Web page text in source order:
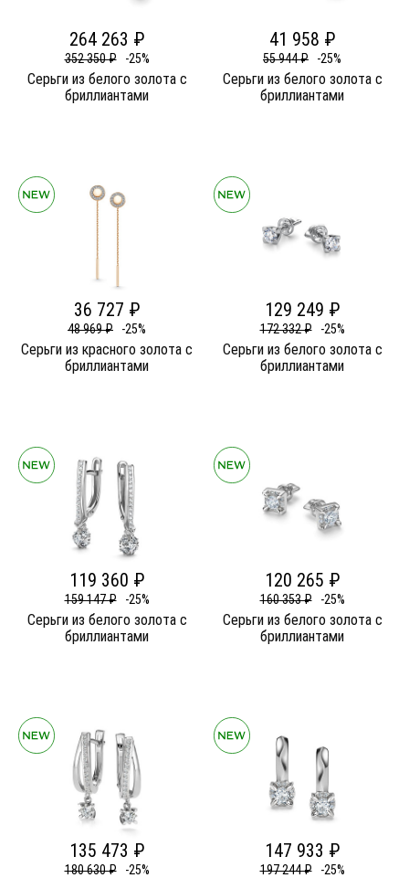
264 263 ₽
352 350 ₽ -25%
Серьги из белого золота c
бриллиантами
41 958 ₽
55 944 ₽ -25%
Серьги из белого золота c
бриллиантами
36 727 ₽
48 969 ₽ -25%
Серьги из красного золота c
бриллиантами
129 249 ₽
172 332 ₽ -25%
Серьги из белого золота c
бриллиантами
119 360 ₽
159 147 ₽ -25%
Серьги из белого золота c
бриллиантами
120 265 ₽
160 353 ₽ -25%
Серьги из белого золота c
бриллиантами
135 473 ₽
180 630 ₽ -25%
147 933 ₽
197 244 ₽ -25%